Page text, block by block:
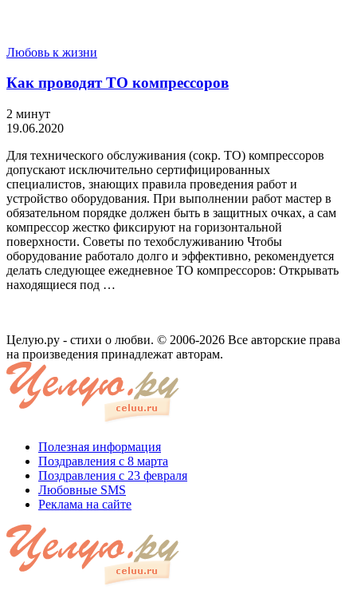
Любовь к жизни
Как проводят ТО компрессоров
2 минут
19.06.2020
Для технического обслуживания (сокр. ТО) компрессоров
допускают исключительно сертифицированных
специалистов, знающих правила проведения работ и
устройство оборудования. При выполнении работ мастер в
обязательном порядке должен быть в защитных очках, а сам
компрессор жестко фиксируют на горизонтальной
поверхности. Советы по техобслуживанию Чтобы
оборудование работало долго и эффективно, рекомендуется
делать следующее ежедневное ТО компрессоров: Открывать
находящиеся под …
Целую.ру - стихи о любви. © 2006-2026 Все авторские права
на произведения принадлежат авторам.
Полезная информация
Поздравления с 8 марта
Поздравления с 23 февраля
Любовные SMS
Реклама на сайте